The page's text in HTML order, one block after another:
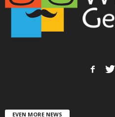
EVEN MORE NEWS